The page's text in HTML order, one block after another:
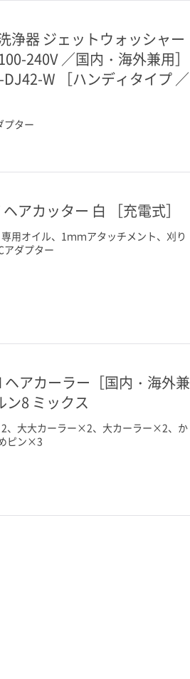
浄器 ジェットウォッシャー
240V ／国内・海外兼用］
W ［ハンディタイプ ／
プター
アカッター 白 ［充電式］
用オイル、1ｍｍアタッチメント、刈り
アダプター
ヘアカーラー［国内・海外兼
ン8 ミックス
、大大カーラー×2、大カーラー×2、か
ピン×3